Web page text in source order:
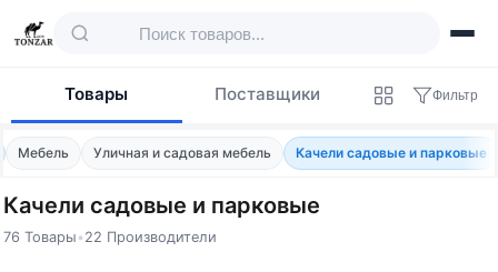
Товары Поставщики Фильтр
Мебель Уличная и садовая мебель Качели садовые и парковые
Качели садовые и парковые
76 Товары •22 Производители